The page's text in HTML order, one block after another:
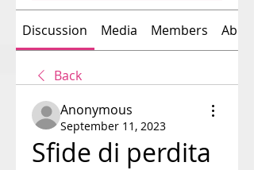
Discussion Media Members About
Back
Anonymous
September 11, 2023
Sfide di perdita